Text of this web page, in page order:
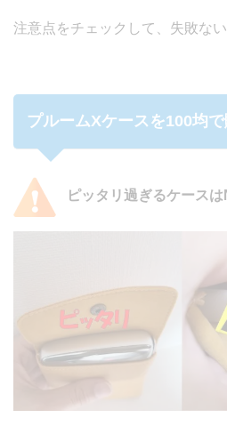
注意点をチェックして、失敗な
プルームXケースを100均
ピッタリ過ぎるケースは